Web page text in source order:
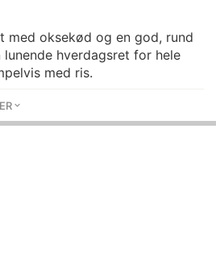
med oksekød og en god, rund
hverdagsret for hele
med ris.